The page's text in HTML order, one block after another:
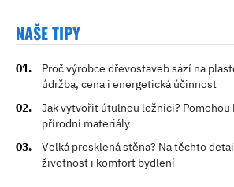
NAŠE TIPY
Proč výrobce dřevostaveb sází na
údržba, cena i energetická účinnost
Jak vytvořit útulnou ložnici? Pomohou
přírodní materiály
Velká prosklená stěna? Na těchto
životnost i komfort bydlení